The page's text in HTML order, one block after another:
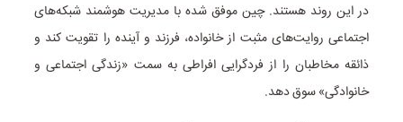
در این روند هستند. چین موفق شده با مدیریت هوشمند شبکه‌های
اجتماعی روایت‌های مثبت از خانواده، فرزند و آینده را تقویت کند و
ذائقه مخاطبان را از فردگرایی افراطی به سمت «زندگی اجتماعی و
خانوادگی» سوق دهد.